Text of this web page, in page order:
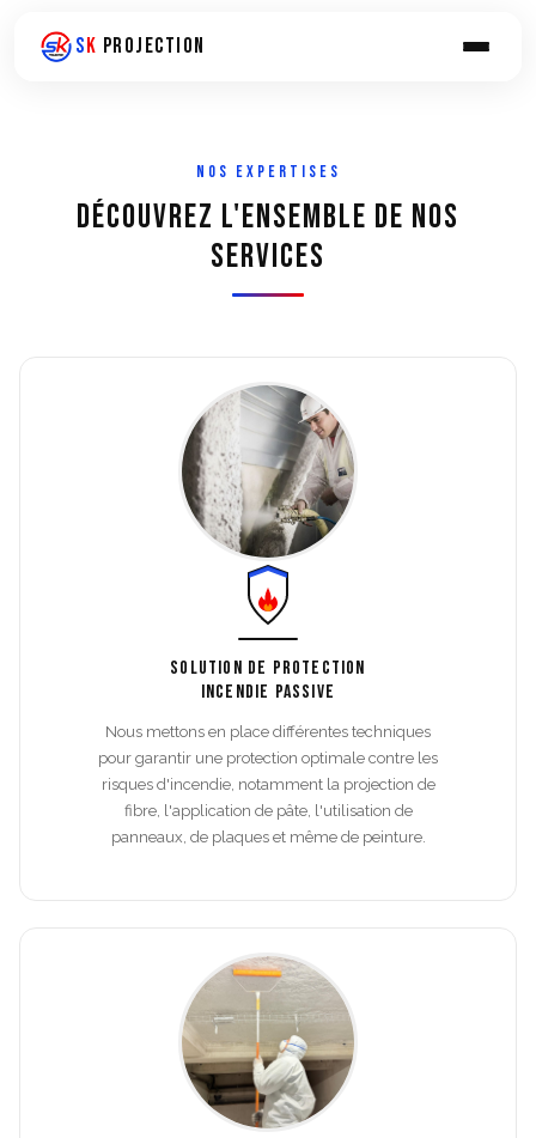
S K PROJECTION
NOS EXPERTISES
DÉCOUVREZ L'ENSEMBLE DE NOS
SERVICES
SOLUTION DE PROTECTION
INCENDIE PASSIVE
Nous mettons en place différentes techniques
pour garantir une protection optimale contre les
risques d'incendie, notamment la projection de
fibre, l'application de pâte, l'utilisation de
panneaux, de plaques et même de peinture.